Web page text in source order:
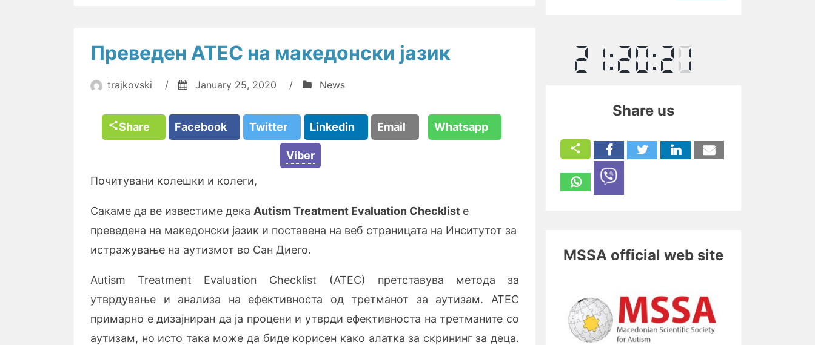
Преведен ATEC на македонски јазик
trajkovski / January 25, 2020 / News
Share Facebook Twitter Linkedin Email Whatsapp
Viber
Почитувани колешки и колеги,
Сакаме да ве известиме дека Autism Treatment Evaluation Checklist е
преведена на македонски јазик и поставена на веб страницата на Инситутот за
истражување на аутизмот во Сан Диего.
Autism Treatment Evaluation Checklist (ATEC) претставува метода зa
утврдување и анализа на ефективноста од третманот за аутизам. ATEC
примарно е дизајниран да ја процени и утврди ефективноста на третманите со
аутизам, но исто така може да биде корисен како алатка за скрининг за деца.
Share us
MSSA official web site